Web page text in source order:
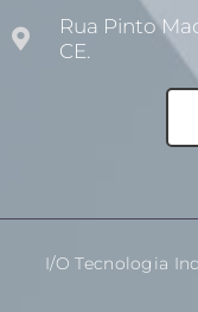
Rua Pinto
CE.
I/O Tecnologia